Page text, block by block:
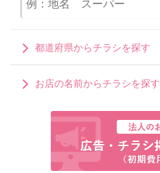
都道府県からチラシを探す
お店の名前からチラシを探す